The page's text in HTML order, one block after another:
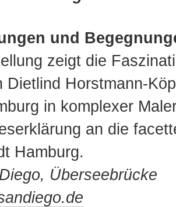
und
zeigt die
Dietlind Horstmann-
in komplexer
an die
Hamburg.
Überseebrücke